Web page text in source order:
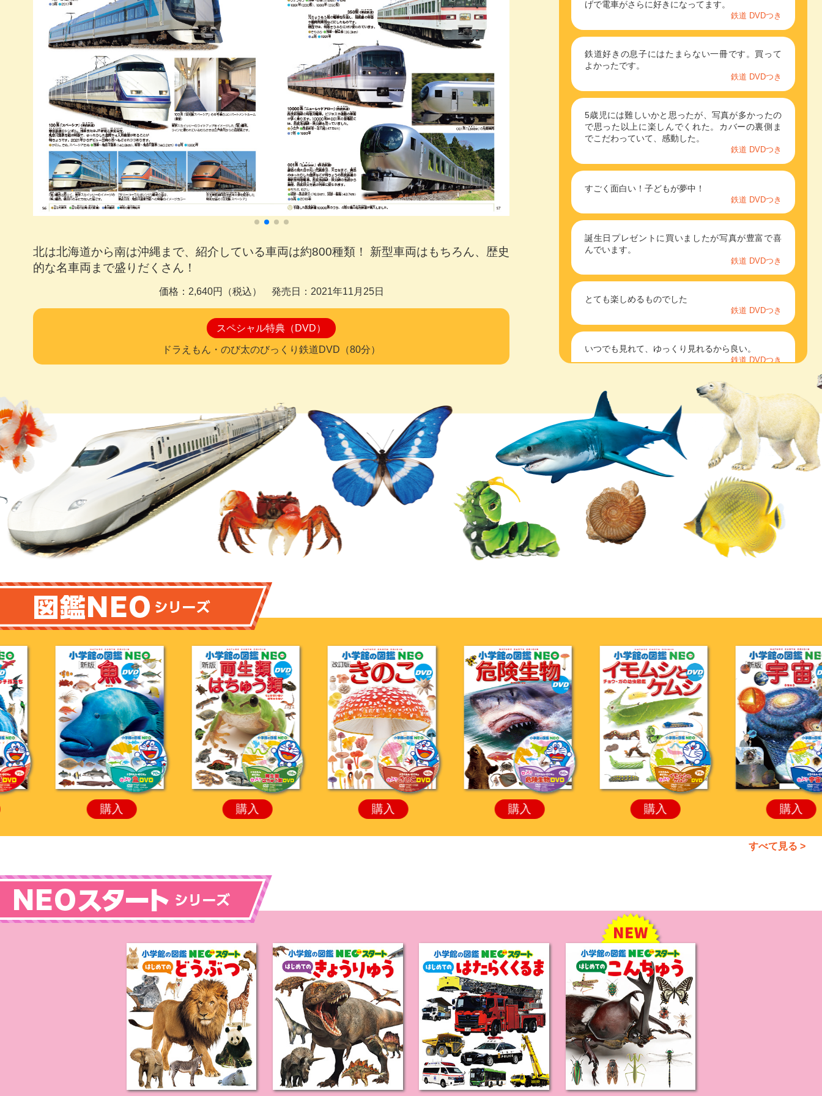
北は北海道から南は沖縄まで、紹介している車両は約800種類！ 新型車両はもちろん、歴史
的な名車両まで盛りだくさん！
価格：2,640円（税込） 発売日：2021年11月25日
スペシャル特典（DVD）
ドラえもん・のび太のびっくり鉄道DVD（80分）
げで電車がさらに好きになってます。
鉄道 DVDつき
鉄道好きの息子にはたまらない一冊です。買って
よかったです。
鉄道 DVDつき
5歳児には難しいかと思ったが、写真が多かったの
で思った以上に楽しんでくれた。カバーの裏側ま
でこだわっていて、感動した。
鉄道 DVDつき
すごく面白い！子どもが夢中！
鉄道 DVDつき
誕生日プレゼントに買いましたが写真が豊富で喜
んでいます。
鉄道 DVDつき
とても楽しめるものでした
鉄道 DVDつき
いつでも見れて、ゆっくり見れるから良い。
鉄道 DVDつき
すべて見る >